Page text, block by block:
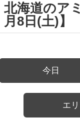
北海道のア
月8日(土)】
今日
エ